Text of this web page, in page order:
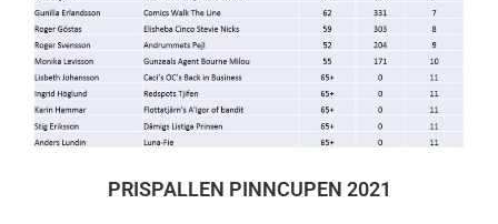
PRISPALLEN PINNCUPEN 2021